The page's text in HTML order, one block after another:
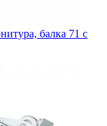
балка 71 с